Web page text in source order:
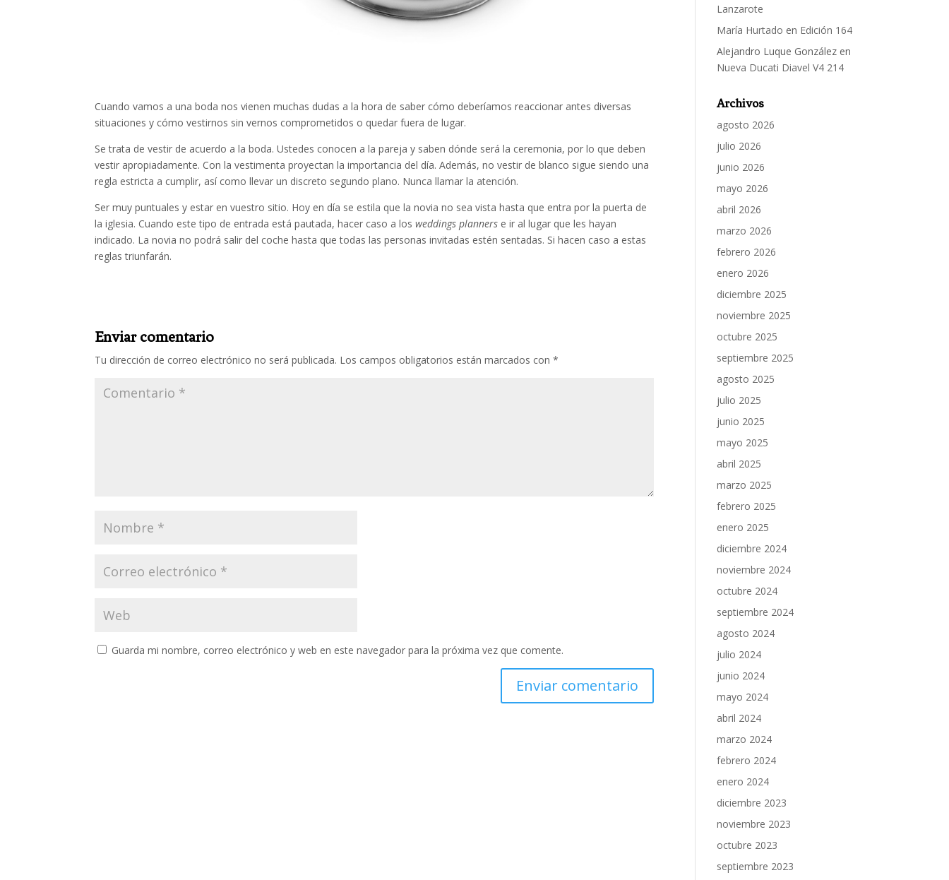
Cuando vamos a una boda nos vienen muchas dudas a la hora de saber cómo deberíamos reaccionar antes diversas
situaciones y cómo vestirnos sin vernos comprometidos o quedar fuera de lugar.
Se trata de vestir de acuerdo a la boda. Ustedes conocen a la pareja y saben dónde será la ceremonia, por lo que deben
vestir apropiadamente. Con la vestimenta proyectan la importancia del día. Además, no vestir de blanco sigue siendo una
regla estricta a cumplir, así como llevar un discreto segundo plano. Nunca llamar la atención.
Ser muy puntuales y estar en vuestro sitio. Hoy en día se estila que la novia no sea vista hasta que entra por la puerta de
la iglesia. Cuando este tipo de entrada está pautada, hacer caso a losweddings planners e ir al lugar que les hayan
indicado. La novia no podrá salir del coche hasta que todas las personas invitadas estén sentadas. Si hacen caso a estas
reglas triunfarán.
Enviar comentario
Tu dirección de correo electrónico no será publicada. Los campos obligatorios están marcados con*
Guarda mi nombre, correo electrónico y web en este navegador para la próxima vez que comente.
Lanzarote
María Hurtado en Edición 164
Alejandro Luque González en
Nueva Ducati Diavel V4 214
Archivos
agosto 2026
julio 2026
junio 2026
mayo 2026
abril 2026
marzo 2026
febrero 2026
enero 2026
diciembre 2025
noviembre 2025
octubre 2025
septiembre 2025
agosto 2025
julio 2025
junio 2025
mayo 2025
abril 2025
marzo 2025
febrero 2025
enero 2025
diciembre 2024
noviembre 2024
octubre 2024
septiembre 2024
agosto 2024
julio 2024
junio 2024
mayo 2024
abril 2024
marzo 2024
febrero 2024
enero 2024
diciembre 2023
noviembre 2023
octubre 2023
septiembre 2023